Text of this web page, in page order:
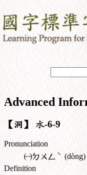
Advanced
【洞】 水-6-9
Pronunciation
㈠ㄉㄨㄥ ˋ (dòng)
Definition